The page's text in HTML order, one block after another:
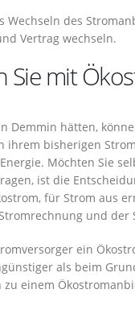
Wechseln des
Vertrag wechseln.
Sie mit
Demmin hätten,
ihrem bisherigen
Möchten Sie
ist die
für Strom aus
und der
ein
als beim
einem